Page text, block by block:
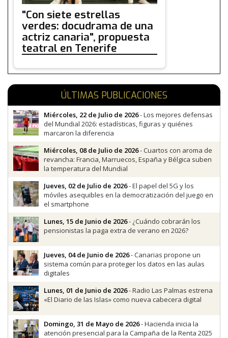
"Con siete estrellas
verdes: docudrama de una
actriz canaria", propuesta
teatral en Tenerife
ÚLTIMAS PUBLICACIONES
Miércoles, 22 de Julio de 2026- Los mejores defensas
del Mundial 2026: estadísticas, figuras y quiénes
marcaron la diferencia
Miércoles, 08 de Julio de 2026- Cuartos con aroma de
revancha: Francia, Marruecos, España y Bélgica suben
la temperatura del Mundial
Jueves, 02 de Julio de 2026- El papel del 5G y los
móviles asequibles en la democratización del juego en
el smartphone
Lunes, 15 de Junio de 2026- ¿Cuándo cobrarán los
pensionistas la paga extra de verano en 2026?
Jueves, 04 de Junio de 2026- Canarias propone un
sistema común para proteger los datos en las aulas
digitales
Lunes, 01 de Junio de 2026- Radio Las Palmas estrena
«El Diario de las Islas» como nueva cabecera digital
Domingo, 31 de Mayo de 2026- Hacienda inicia la
atención presencial para la Campaña de la Renta 2025